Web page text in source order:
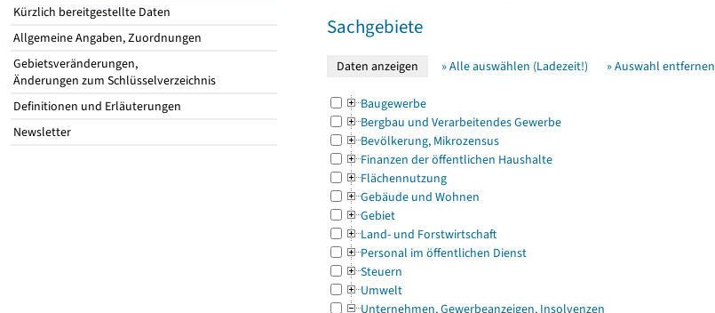
Kürzlich bereitgestellte Daten
Allgemeine Angaben, Zuordnungen
Gebietsveränderungen,
Änderungen zum Schlüsselverzeichnis
Definitionen und Erläuterungen
Newsletter
Sachgebiete
» Alle auswählen (Ladezeit!) » Auswahl entfernen
Baugewerbe
Bergbau und Verarbeitendes Gewerbe
Bevölkerung, Mikrozensus
Finanzen der öffentlichen Haushalte
Flächennutzung
Gebäude und Wohnen
Gebiet
Land- und Forstwirtschaft
Personal im öffentlichen Dienst
Steuern
Umwelt
Unternehmen, Gewerbeanzeigen, Insolvenzen